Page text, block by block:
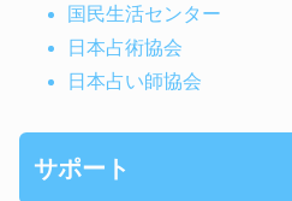
国民生活センター
日本占術協会
日本占い師協会
サポート